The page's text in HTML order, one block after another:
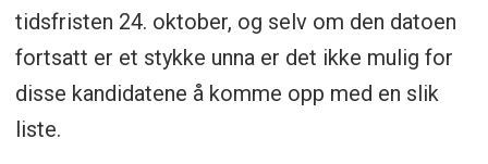
tidsfristen 24. oktober, og selv om den datoen
fortsatt er et stykke unna er det ikke mulig for
disse kandidatene å komme opp med en slik
liste.